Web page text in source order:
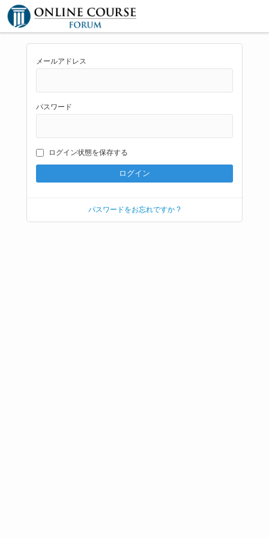
メールアドレス
パスワード
ログイン状態を保存する
パスワードをお忘れですか ?